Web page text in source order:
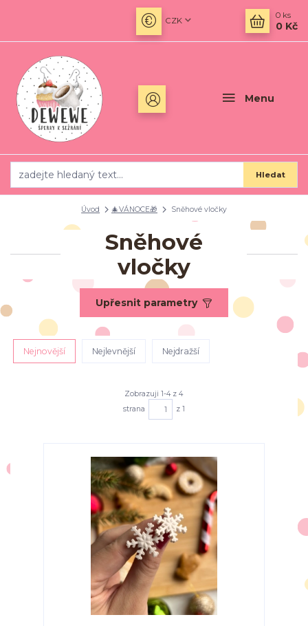
Menu
CZK
Hledat
0 ks
0 Kč
Úvod 🎄VÁNOCE🎁 Sněhové vločky
Sněhové
vločky
Upřesnit parametry
Nejnovější Nejlevnější Nejdražší
Zobrazuji 1-4 z 4
strana
z 1